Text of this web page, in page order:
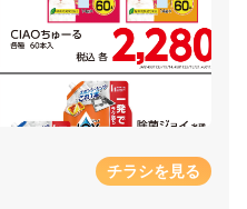
チラシを見る